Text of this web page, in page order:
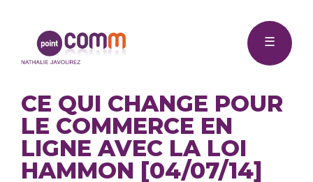
Point
☰
CE QUI CHANGE POUR
LE COMMERCE EN
LIGNE AVEC LA LOI
HAMMON [04/07/14]